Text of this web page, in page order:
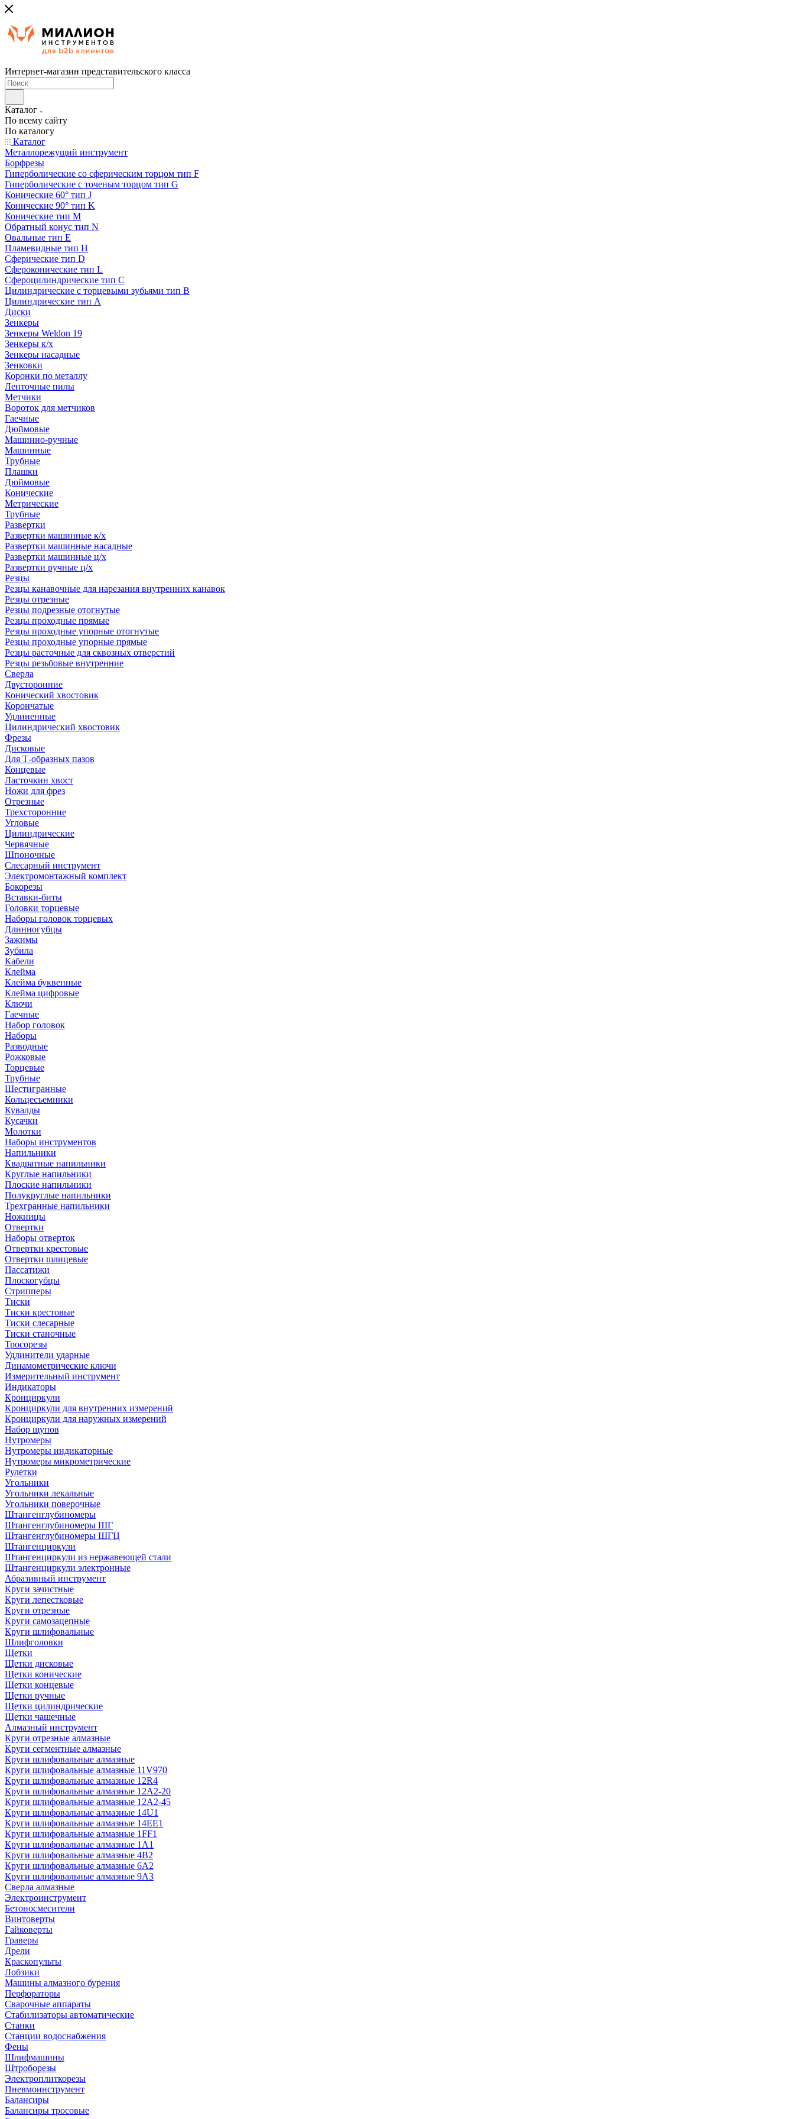
Интернет-магазин представительского класса
Каталог
По всему сайту
По каталогу
Каталог
Металлорежущий инструмент
Борфрезы
Гиперболические cо сферическим торцом тип F
Гиперболические с точеным торцом тип G
Конические 60° тип J
Конические 90° тип K
Конические тип M
Обратный конус тип N
Овальные тип E
Пламевидные тип H
Сферические тип D
Сфероконические тип L
Сфероцилиндрические тип C
Цилиндрические с торцевыми зубьями тип B
Цилиндрические тип А
Диски
Зенкеры
Зенкеры Weldon 19
Зенкеры к/х
Зенкеры насадные
Зенковки
Коронки по металлу
Ленточные пилы
Метчики
Вороток для метчиков
Гаечные
Дюймовые
Машинно-ручные
Машинные
Трубные
Плашки
Дюймовые
Конические
Метрические
Трубные
Развертки
Развертки машинные к/х
Развертки машинные насадные
Развертки машинные ц/х
Развертки ручные ц/х
Резцы
Резцы канавочные для нарезания внутренних канавок
Резцы отрезные
Резцы подрезные отогнутые
Резцы проходные прямые
Резцы проходные упорные отогнутые
Резцы проходные упорные прямые
Резцы расточные для сквозных отверстий
Резцы резьбовые внутренние
Сверла
Двусторонние
Конический хвостовик
Корончатые
Удлиненные
Цилиндрический хвостовик
Фрезы
Дисковые
Для Т-образных пазов
Концевые
Ласточкин хвост
Ножи для фрез
Отрезные
Трехсторонние
Угловые
Цилиндрические
Червячные
Шпоночные
Слесарный инструмент
Электромонтажный комплект
Бокорезы
Вставки-биты
Головки торцевые
Наборы головок торцевых
Длинногубцы
Зажимы
Зубила
Кабели
Клейма
Клейма буквенные
Клейма цифровые
Ключи
Гаечные
Набор головок
Наборы
Разводные
Рожковые
Торцевые
Трубные
Шестигранные
Кольцесъемники
Кувалды
Кусачки
Молотки
Наборы инструментов
Напильники
Квадратные напильники
Круглые напильники
Плоские напильники
Полукруглые напильники
Трехгранные напильники
Ножницы
Отвертки
Наборы отверток
Отвертки крестовые
Отвертки шлицевые
Пассатижи
Плоскогубцы
Стрипперы
Тиски
Тиски крестовые
Тиски слесарные
Тиски станочные
Тросорезы
Удлинители ударные
Динамометрические ключи
Измерительный инструмент
Индикаторы
Кронциркули
Кронциркули для внутренних измерений
Кронциркули для наружных измерений
Набор щупов
Нутромеры
Нутромеры индикаторные
Нутромеры микрометрические
Рулетки
Угольники
Угольники лекальные
Угольники поверочные
Штангенглубиномеры
Штангенглубиномеры ШГ
Штангенглубиномеры ШГЦ
Штангенциркули
Штангенциркули из нержавеющей стали
Штангенциркули электронные
Абразивный инструмент
Круги зачистные
Круги лепестковые
Круги отрезные
Круги самозацепные
Круги шлифовальные
Шлифголовки
Щетки
Щетки дисковые
Щетки конические
Щетки концевые
Щетки ручные
Щетки цилиндрические
Щетки чашечные
Алмазный инструмент
Круги отрезные алмазные
Круги сегментные алмазные
Круги шлифовальные алмазные
Круги шлифовальные алмазные 11V970
Круги шлифовальные алмазные 12R4
Круги шлифовальные алмазные 12А2-20
Круги шлифовальные алмазные 12А2-45
Круги шлифовальные алмазные 14U1
Круги шлифовальные алмазные 14ЕЕ1
Круги шлифовальные алмазные 1FF1
Круги шлифовальные алмазные 1А1
Круги шлифовальные алмазные 4В2
Круги шлифовальные алмазные 6A2
Круги шлифовальные алмазные 9А3
Сверла алмазные
Электроинструмент
Бетоносмесители
Винтоверты
Гайковерты
Граверы
Дрели
Краскопульты
Лобзики
Машины алмазного бурения
Перфораторы
Сварочные аппараты
Стабилизаторы автоматические
Станки
Станции водоснабжения
Фены
Шлифмашины
Штроборезы
Электроплиткорезы
Пневмоинструмент
Балансиры
Балансиры тросовые